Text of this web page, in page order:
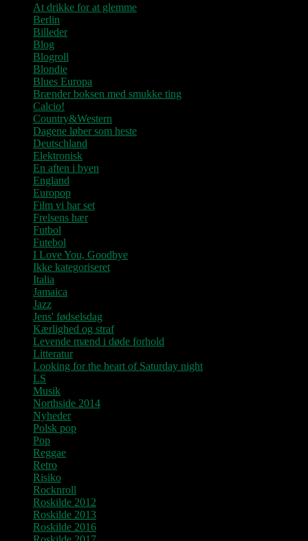
At drikke for at glemme
Berlin
Billeder
Blog
Blogroll
Blondie
Blues Europa
Brænder boksen med smukke ting
Calcio!
Country&Western
Dagene løber som heste
Deutschland
Elektronisk
En aften i byen
England
Europop
Film vi har set
Frelsens hær
Futbol
Futebol
I Love You, Goodbye
Ikke kategoriseret
Italia
Jamaica
Jazz
Jens' fødselsdag
Kærlighed og straf
Levende mænd i døde forhold
Litteratur
Looking for the heart of Saturday night
LS
Musik
Northside 2014
Nyheder
Polsk pop
Pop
Reggae
Retro
Risiko
Rocknroll
Roskilde 2012
Roskilde 2013
Roskilde 2016